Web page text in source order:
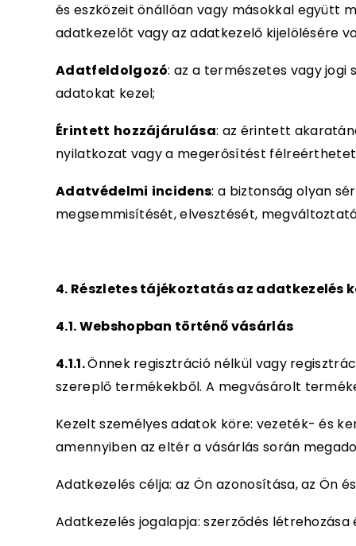
és eszközeit önállóan vagy másokkal együtt
adatkezelőt vagy az adatkezelő kijelölésére
Adatfeldolgozó: az a természetes vagy jogi
adatokat kezel;
Érintett hozzájárulása: az érintett
nyilatkozat vagy a megerősítést
Adatvédelmi incidens: a biztonság olyan
megsemmisítését, elvesztését,
4. Részletes tájékoztatás az adatkezelés
4.1. Webshopban történő vásárlás
4.1.1.Önnek regisztráció nélkül vagy
szereplő termékekből. A megvásárolt
Kezelt személyes adatok köre: vezeték- és
amennyiben az eltér a vásárlás során
Adatkezelés célja: az Ön azonosítása, az Ön
Adatkezelés jogalapja: szerződés